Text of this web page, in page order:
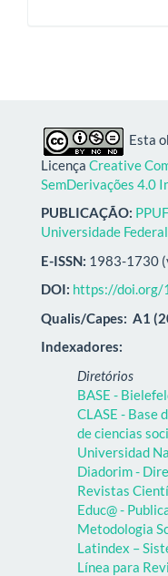
Esta
Licença Creative
SemDerivações 4.0
PUBLICAÇÃO:
Universidade
E-ISSN: 1983-1730
DOI: https://doi.org/
Qualis/Capes: A1
Indexadores:
Diretórios
BASE -
CLASE - Base
de ciencias
Universidad
Diadorim -
Revistas
Educ@ -
Metodologia
Latindex –
Línea para